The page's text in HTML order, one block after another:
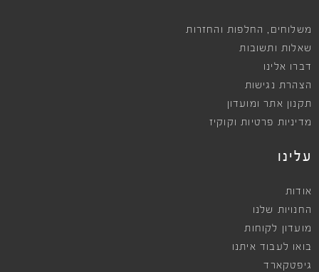
משלוחים , החלפות והחזרות
שאלות ותשובות
דברו אלינו
הצהרת נגישות
תקנון אתר ומועדון
מדיניות פרטיות וקוקיז
עלינו
אודות
החנויות שלנו
מועדון לקוחות
בואו לעבוד איתנו
גיפטקארד